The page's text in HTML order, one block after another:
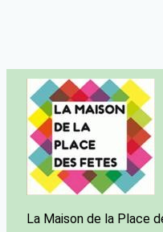
La Maison de la Place